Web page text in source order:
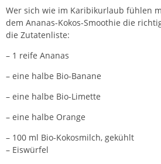
Wer sich wie im Karibikurlaub fühlen
dem Ananas-Kokos-Smoothie die
die Zutatenliste:
– 1 reife Ananas
– eine halbe Bio-Banane
– eine halbe Bio-Limette
– eine halbe Orange
– 100 ml Bio-Kokosmilch, gekühlt
– Eiswürfel